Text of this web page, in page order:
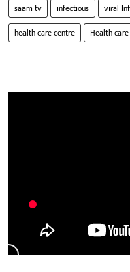
saam tv infectious viral
health care centre
Health